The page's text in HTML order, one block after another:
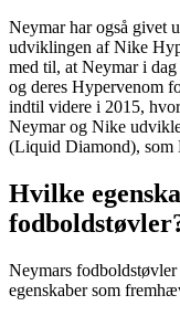
Neymar har også givet
udviklingen af Nike
med til, at Neymar i
og deres Hypervenom
indtil videre i 2015,
Neymar og Nike
(Liquid Diamond), som
Hvilke
Neymars
egenskaber som